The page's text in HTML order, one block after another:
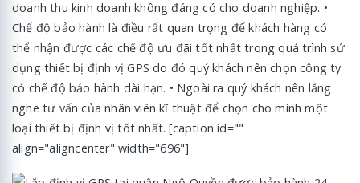
doanh thu kinh doanh không đáng có cho doanh nghiệp. •
Chế độ bảo hành là điều rất quan trọng để khách hàng có
thể nhận được các chế độ ưu đãi tốt nhất trong quá trình sử
dụng thiết bị định vị GPS do đó quý khách nên chọn công ty
có chế độ bảo hành dài hạn. • Ngoài ra quý khách nên lắng
nghe tư vấn của nhân viên kĩ thuật để chọn cho mình một
loại thiết bị định vị tốt nhất. [caption id=""
align="aligncenter" width="696"]